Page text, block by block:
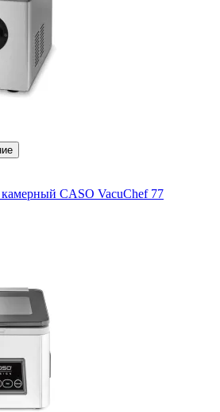
CASO VacuChef 77